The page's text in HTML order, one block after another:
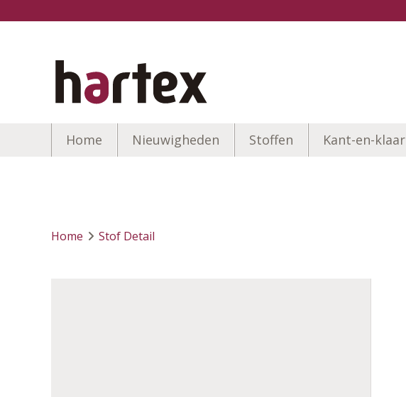
Home Nieuwigheden Stoffen Kant-en-klaar
Home Stof Detail